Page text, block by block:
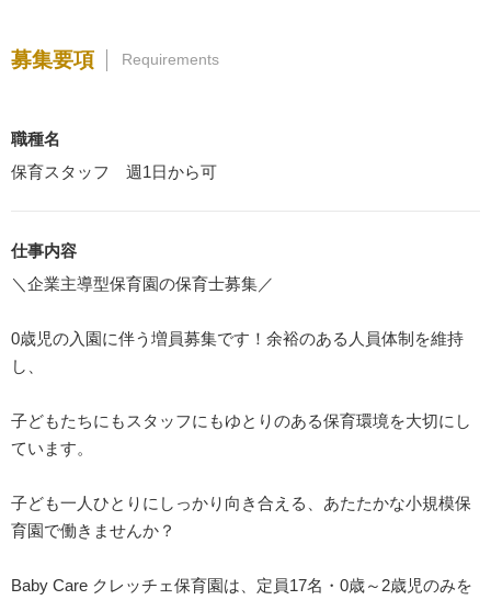
募集要項 Requirements
職種名
保育スタッフ 週1日から可
仕事内容
＼企業主導型保育園の保育士募集／
0歳児の入園に伴う増員募集です！余裕のある人員体制を維持
し、
子どもたちにもスタッフにもゆとりのある保育環境を大切にし
ています。
子ども一人ひとりにしっかり向き合える、あたたかな小規模保
育園で働きませんか？
Baby Care クレッチェ保育園は、定員17名・0歳～2歳児のみを